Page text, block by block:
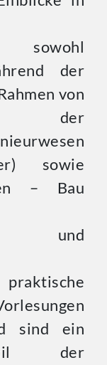
der
von
sowie
– Bau
und
sind ein
der